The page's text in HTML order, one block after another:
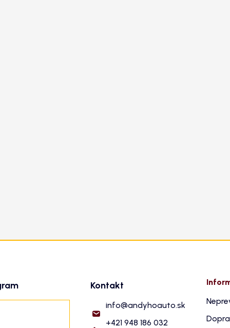
Kontakt
info@andyhoauto.sk
+421 948 186 032